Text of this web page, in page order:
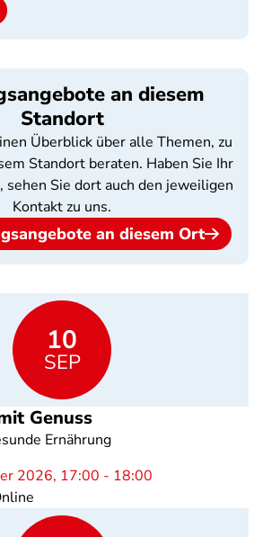
an diesem
Standort
Überblick über alle Themen, zu
Standort beraten. Haben Sie Ihr
sehen Sie dort auch den jeweiligen
Kontakt zu uns.
an diesem Ort
10
SEP
Genuss
Ernährung
2026, 17:00 - 18:00